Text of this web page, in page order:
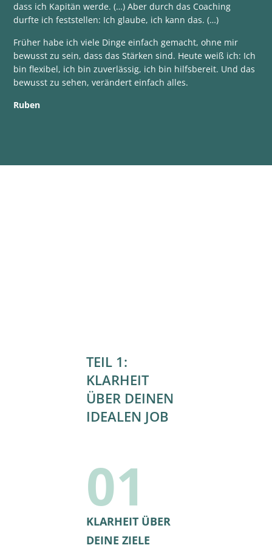
dass ich Kapitän werde. (…) Aber durch das Coaching
durfte ich feststellen: Ich glaube, ich kann das. (…)
Früher habe ich viele Dinge einfach gemacht, ohne mir
bewusst zu sein, dass das Stärken sind. Heute weiß ich: Ich
bin flexibel, ich bin zuverlässig, ich bin hilfsbereit. Und das
bewusst zu sehen, verändert einfach alles.
Ruben
TEIL 1:
KLARHEIT
ÜBER DEINEN
IDEALEN JOB
01
KLARHEIT ÜBER
DEINE ZIELE